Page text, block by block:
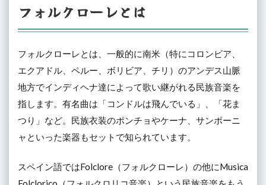
レと
は
フォ
ルク
ロー
レの
起
源、
歴史
デ
ス・
フォルクローレとは
フォルクローレとは、一般的に南米（特にコロンビア、
エクアドル、ペルー、ボリビア、チリ）のアンデス山脈
地方でインディヘナ達によって歌い継がれる民族音楽を
指します。有名曲は「コンドルは飛んでいる」、「花ま
つり」など。民族衣装のポンチョやケーナ、サンポーニ
ャといった楽器もセットで知られています。
スペイン語ではFolclore（フォルクローレ）の他にMusica